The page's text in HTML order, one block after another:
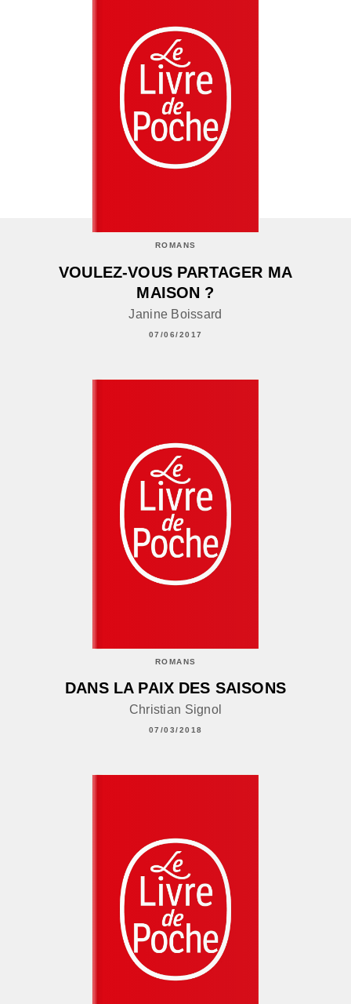
ROMANS
VOULEZ-VOUS PARTAGER MA
MAISON ?
Janine Boissard
07/06/2017
ROMANS
DANS LA PAIX DES SAISONS
Christian Signol
07/03/2018